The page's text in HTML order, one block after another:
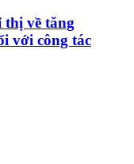
về tăng
với công tác